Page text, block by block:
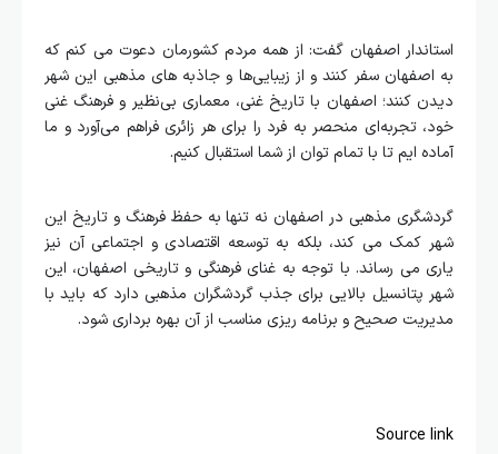
استاندار اصفهان گفت: از همه مردم کشورمان دعوت می‌ کنم که
به اصفهان سفر کنند و از زیبایی‌ها و جاذبه‌ های مذهبی این شهر
دیدن کنند؛ اصفهان با تاریخ غنی، معماری بی‌نظیر و فرهنگ غنی
خود، تجربه‌ای منحصر به فرد را برای هر زائری فراهم می‌آورد و ما
آماده‌ ایم تا با تمام توان از شما استقبال کنیم.
گردشگری مذهبی در اصفهان نه تنها به حفظ فرهنگ و تاریخ این
شهر کمک می‌ کند، بلکه به توسعه اقتصادی و اجتماعی آن نیز
یاری می‌ رساند. با توجه به غنای فرهنگی و تاریخی اصفهان، این
شهر پتانسیل بالایی برای جذب گردشگران مذهبی دارد که باید با
مدیریت صحیح و برنامه‌ ریزی مناسب از آن بهره‌ برداری شود.
Source link